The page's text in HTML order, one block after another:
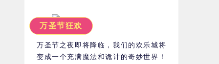
万圣节狂欢
万圣节之夜即将降临，我们的欢乐城将
变成一个充满魔法和诡计的奇妙世界！